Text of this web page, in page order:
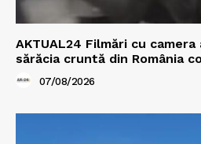
AKTUAL24 Filmări cu
sărăcia cruntă din România
07/08/2026